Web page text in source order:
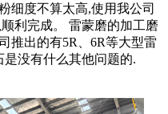
细度不算太高,使用我公司
利完成。 雷蒙磨的加工磨
推出的有5R、6R等大型雷
没有什么其他问题的.